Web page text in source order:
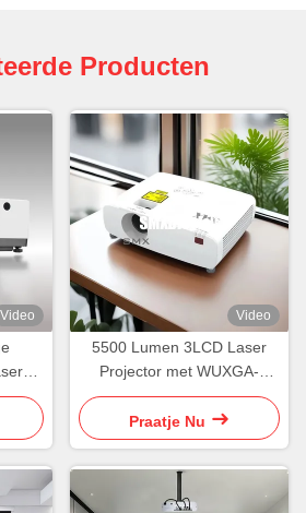
Producten
Video Video
5500 Lumen 3LCD Laser
Projector met WUXGA-
resolutie voor Bedrijven
Praatje Nu